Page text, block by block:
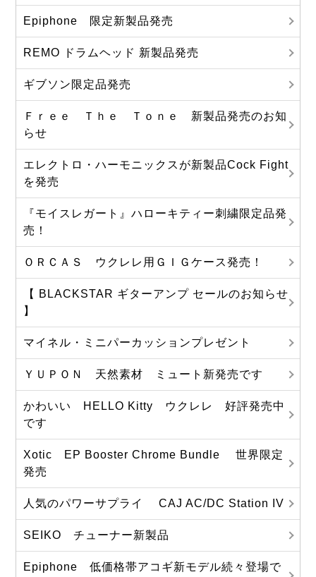
Epiphone 限定新製品発売
REMO ドラムヘッド 新製品発売
ギブソン限定品発売
Ｆｒｅｅ Ｔｈｅ Ｔｏｎｅ 新製品発売のお知
らせ
エレクトロ・ハーモニックスが新製品Cock Fight
を発売
『モイスレガート』ハローキティー刺繍限定品発
売！
ＯＲＣＡＳ ウクレレ用ＧＩＧケース発売！
【 BLACKSTAR ギターアンプ セールのお知らせ
】
マイネル・ミニパーカッションプレゼント
ＹＵＰＯＮ 天然素材 ミュート新発売です
かわいい HELLO Kitty ウクレレ 好評発売中
です
Xotic EP Booster Chrome Bundle 世界限定
発売
人気のパワーサプライ CAJ AC/DC Station IV
SEIKO チューナー新製品
Epiphone 低価格帯アコギ新モデル続々登場で